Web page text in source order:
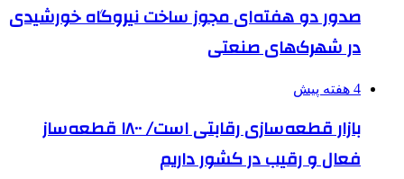
صدور دو هفته‌ای مجوز ساخت نیروگاه خورشیدی
در شهرک‌های صنعتی
4 هفته پیش
بازار قطعه‌سازی رقابتی است/ ۱۸۰۰ قطعه‌ساز
فعال و رقیب در کشور داریم